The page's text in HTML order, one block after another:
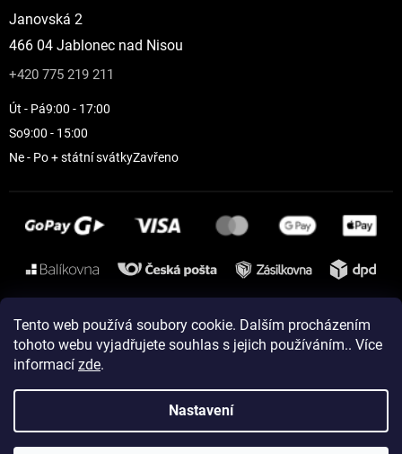
Tento web používá soubory cookie. Dalším procházením
tohoto webu vyjadřujete souhlas s jejich používáním.. Více
informací zde.
Nastavení
Janovská 2
466 04 Jablonec nad Nisou
+420 775 219 211
Út - Pá9:00 - 17:00
So9:00 - 15:00
Ne - Po + státní svátkyZavřeno
Instagram
Vytvořil Shoptet
Copyright 2026ELEVEN sportswear. Všechna práva vyhrazena.